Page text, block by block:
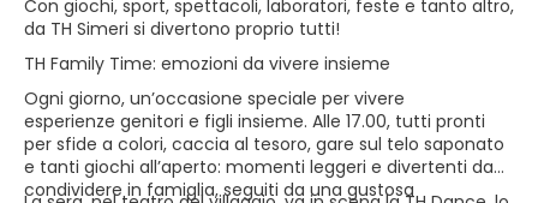
Con giochi, sport, spettacoli, laboratori, feste e tanto altro,
da TH Simeri si divertono proprio tutti!
TH Family Time: emozioni da vivere insieme
Ogni giorno, un’occasione speciale per vivere
esperienze genitori e figli insieme. Alle 17.00, tutti pronti
per sfide a colori, caccia al tesoro, gare sul telo saponato
e tanti giochi all’aperto: momenti leggeri e divertenti da
condividere in famiglia, seguiti da una gustosa